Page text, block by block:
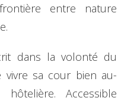
entre nature
dans la volonté du
vivre sa cour bien au-
Accessible